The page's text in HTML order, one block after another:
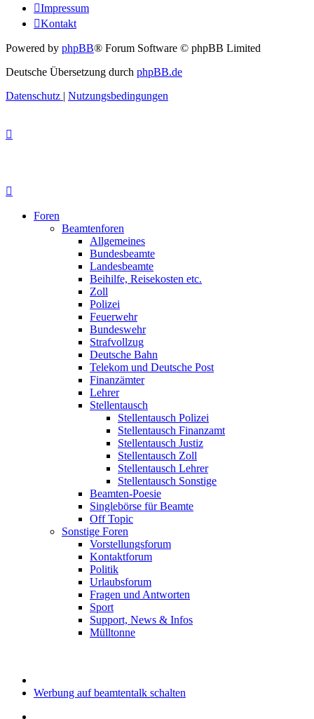
Impressum
Kontakt
Powered by phpBB® Forum Software © phpBB Limited
Deutsche Übersetzung durch phpBB.de
Datenschutz | Nutzungsbedingungen
Foren
Beamtenforen
Allgemeines
Bundesbeamte
Landesbeamte
Beihilfe, Reisekosten etc.
Zoll
Polizei
Feuerwehr
Bundeswehr
Strafvollzug
Deutsche Bahn
Telekom und Deutsche Post
Finanzämter
Lehrer
Stellentausch
Stellentausch Polizei
Stellentausch Finanzamt
Stellentausch Justiz
Stellentausch Zoll
Stellentausch Lehrer
Stellentausch Sonstige
Beamten-Poesie
Singlebörse für Beamte
Off Topic
Sonstige Foren
Vorstellungsforum
Kontaktforum
Politik
Urlaubsforum
Fragen und Antworten
Sport
Support, News & Infos
Mülltonne
Werbung auf beamtentalk schalten